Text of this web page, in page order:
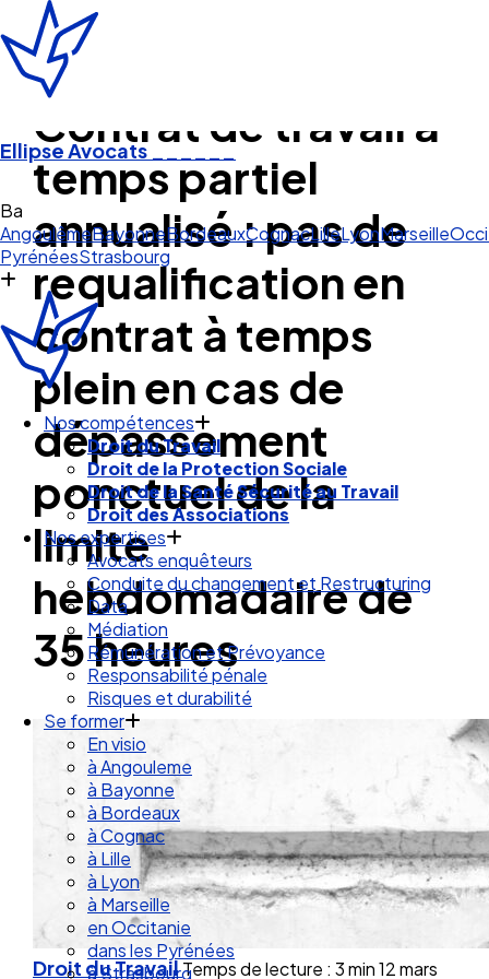
Ellipse Avocats ______
Bayonne
AngoulêmeBayonneBordeauxCognacLilleLyonMarseille
PyrénéesStrasbourg
Nos compétences
Droit du Travail
Droit de la Protection Sociale
Droit de la Santé Sécurité au Travail
Droit des Associations
Nos expertises
Avocats enquêteurs
Conduite du changement et Restructuring
Data
Médiation
Rémunération et Prévoyance
Responsabilité pénale
Risques et durabilité
Se former
En visio
à Angouleme
à Bayonne
à Bordeaux
à Cognac
à Lille
à Lyon
à Marseille
en Occitanie
dans les Pyrénées
à Strasbourg
Contrat de travail à
temps partiel
annualisé : pas de
requalification en
contrat à temps
plein en cas de
dépassement
ponctuel de la
limite
hebdomadaire de
35 heures
Droit du TravailTemps de lecture : 3 min12 mars